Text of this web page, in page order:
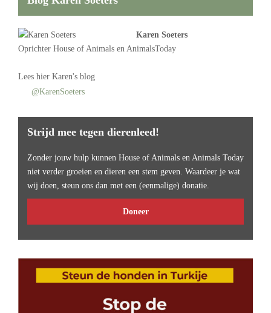
Karen Soeters
Oprichter House of Animals en AnimalsToday
Lees hier Karen's blog
@KarenSoeters
Strijd mee tegen dierenleed!
Zonder jouw hulp kunnen House of Animals en Animals Today
niet verder groeien en dieren een stem geven. Waardeer je wat
wij doen, steun ons dan met een (eenmalige) donatie.
Doneer